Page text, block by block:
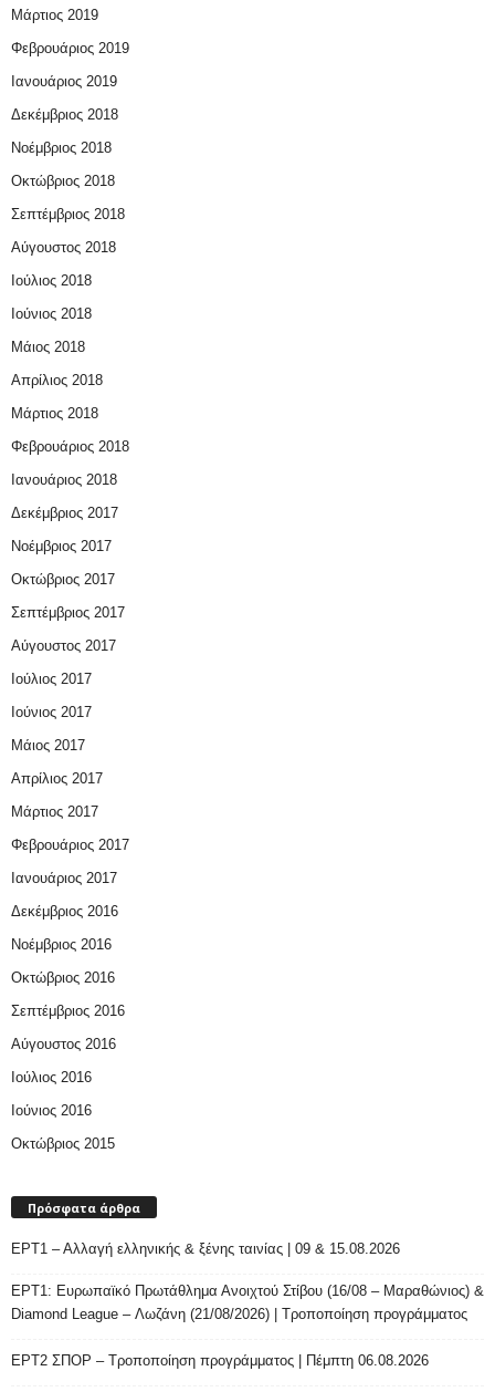
Μάρτιος 2019
Φεβρουάριος 2019
Ιανουάριος 2019
Δεκέμβριος 2018
Νοέμβριος 2018
Οκτώβριος 2018
Σεπτέμβριος 2018
Αύγουστος 2018
Ιούλιος 2018
Ιούνιος 2018
Μάιος 2018
Απρίλιος 2018
Μάρτιος 2018
Φεβρουάριος 2018
Ιανουάριος 2018
Δεκέμβριος 2017
Νοέμβριος 2017
Οκτώβριος 2017
Σεπτέμβριος 2017
Αύγουστος 2017
Ιούλιος 2017
Ιούνιος 2017
Μάιος 2017
Απρίλιος 2017
Μάρτιος 2017
Φεβρουάριος 2017
Ιανουάριος 2017
Δεκέμβριος 2016
Νοέμβριος 2016
Οκτώβριος 2016
Σεπτέμβριος 2016
Αύγουστος 2016
Ιούλιος 2016
Ιούνιος 2016
Οκτώβριος 2015
Πρόσφατα άρθρα
ΕΡΤ1 – Αλλαγή ελληνικής & ξένης ταινίας | 09 & 15.08.2026
ΕΡΤ1: Ευρωπαϊκό Πρωτάθλημα Ανοιχτού Στίβου (16/08 – Μαραθώνιος) &
Diamond League – Λωζάνη (21/08/2026) | Τροποποίηση προγράμματος
ΕΡΤ2 ΣΠΟΡ – Τροποποίηση προγράμματος | Πέμπτη 06.08.2026